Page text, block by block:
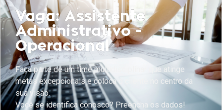
Vaga: Assistente
Administrativo -
Operacional
Faça parte de um time multidisciplinar que atinge
metas excepcionais e coloca o cliente no centro da
sua visão.
Você se identifica conosco? Preencha os dados!